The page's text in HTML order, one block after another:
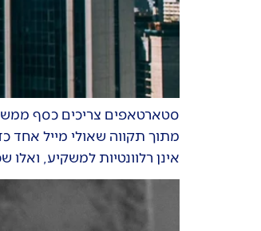
סטארטאפים צריכים כסף
מתוך תקווה שאולי מייל אחד
אינן רלוונטיות למשקיע,